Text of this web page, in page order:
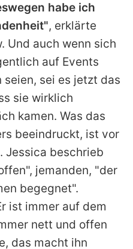
habe ich
, erklärte
Und auch wenn sich
auf Events
seien, sei es jetzt das
sie wirklich
kamen. Was das
beeindruckt, ist vor
Jessica beschrieb
jemanden, "der
begegnet".
ist immer auf dem
nett und offen
das macht ihn